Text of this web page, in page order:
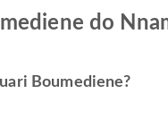
do
Boumediene?